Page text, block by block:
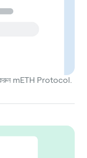
করুন mETH Protocol.